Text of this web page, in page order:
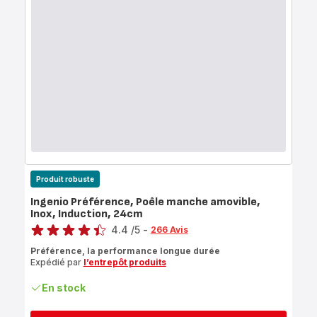
Produit robuste
Ingenio Préférence, Poêle manche amovible,
Inox, Induction, 24cm
Note
4.4 /5 - 266 Avis
Préférence, la performance longue durée
Expédié par l’entrepôt produits
En stock